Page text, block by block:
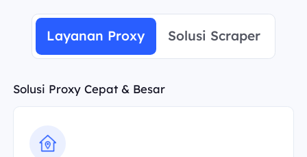
Layanan Proxy Solusi Scraper
Solusi Proxy Cepat & Besar